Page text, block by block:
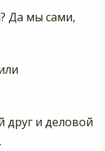
Да мы сами,
и деловой